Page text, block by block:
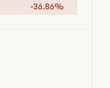
-36.86%